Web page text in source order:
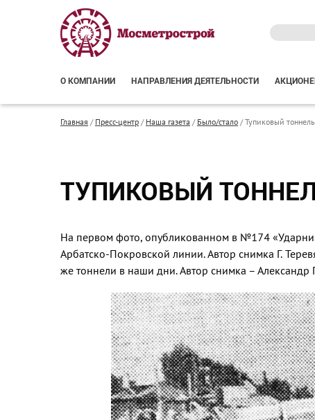
О КОМПАНИИ НАПРАВЛЕНИЯ ДЕЯТЕЛЬНОСТИ
Главная / Пресс-центр / Наша газета / Было/стало /Тупиковый
ТУПИКОВЫЙ
На первом фото, опубликованном в №174
Арбатско-Покровской линии. Автор снимка Г.
же тоннели в наши дни. Автор снимка – Александр